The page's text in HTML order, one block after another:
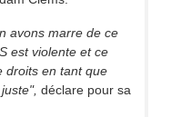
avons marre de ce
est violente et ce
droits en tant que
déclare pour sa